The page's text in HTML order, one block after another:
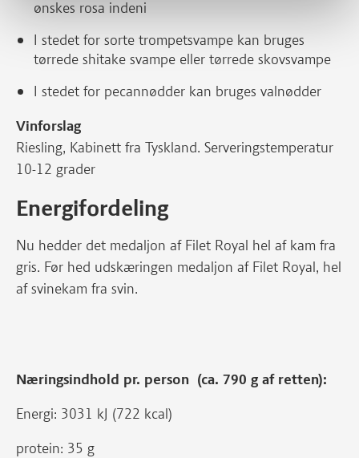
ønskes rosa indeni
I stedet for sorte trompetsvampe kan bruges
tørrede shitake svampe eller tørrede skovsvampe
I stedet for pecannødder kan bruges valnødder
Vinforslag
Riesling, Kabinett fra Tyskland. Serveringstemperatur
10-12 grader
Energifordeling
Nu hedder det medaljon af Filet Royal hel af kam fra
gris. Før hed udskæringen medaljon af Filet Royal, hel
af svinekam fra svin.
Næringsindhold pr. person (ca. 790 g af retten):
Energi: 3031 kJ (722 kcal)
protein: 35 g